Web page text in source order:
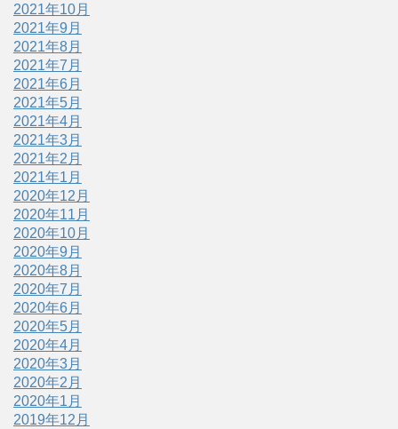
2021年10月
2021年9月
2021年8月
2021年7月
2021年6月
2021年5月
2021年4月
2021年3月
2021年2月
2021年1月
2020年12月
2020年11月
2020年10月
2020年9月
2020年8月
2020年7月
2020年6月
2020年5月
2020年4月
2020年3月
2020年2月
2020年1月
2019年12月